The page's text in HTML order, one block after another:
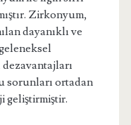
Zirkonyum,
dayanıklı ve
sorunları ortadan
geliştirmiştir.